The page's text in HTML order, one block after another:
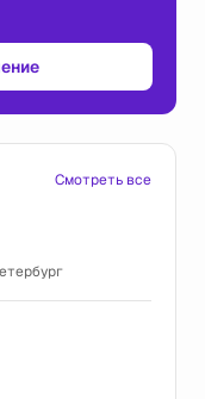
Смотреть все